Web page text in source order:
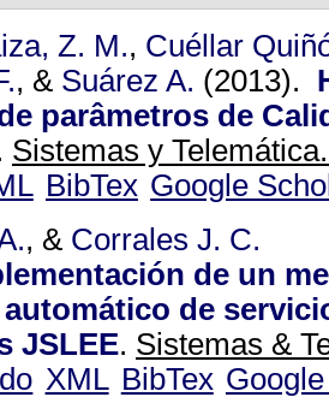
Z. M., Cuéllar
, & Suárez A. (2013).
parâmetros de
Sistemas y
BibTex Google
, & Corrales J. C.
de un
de
JSLEE. Sistemas &
XML BibTex